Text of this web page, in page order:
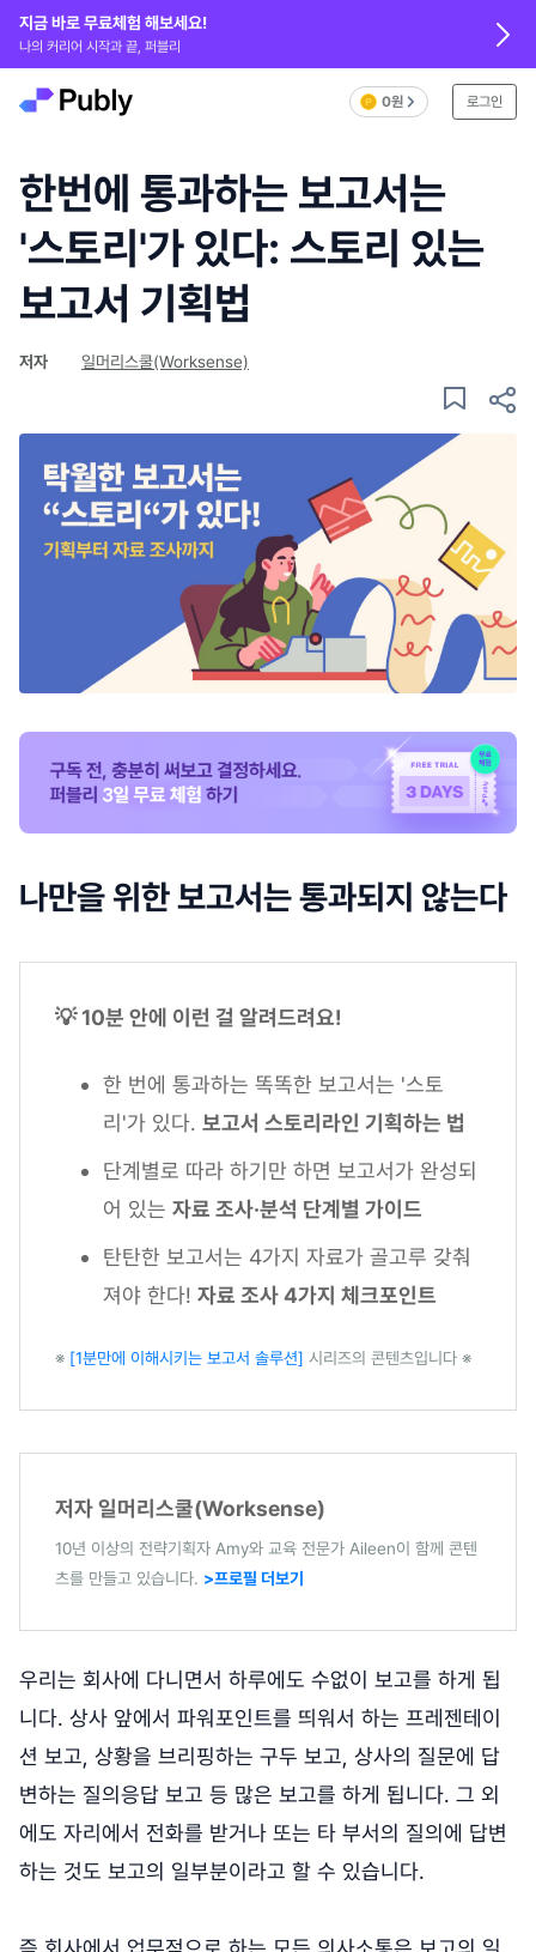
지금 바로 무료체험 해보세요!
나의 커리어 시작과 끝, 퍼블리
0원 로그인
한번에 통과하는 보고서는
'스토리'가 있다: 스토리 있는
보고서 기획법
저자 일머리스쿨(Worksense)
나만을 위한 보고서는 통과되지 않는다
💡 10분 안에 이런 걸 알려드려요!
한 번에 통과하는 똑똑한 보고서는 '스토
리'가 있다. 보고서 스토리라인 기획하는 법
단계별로 따라 하기만 하면 보고서가 완성되
어 있는 자료 조사·분석 단계별 가이드
탄탄한 보고서는 4가지 자료가 골고루 갖춰
져야 한다! 자료 조사 4가지 체크포인트
※ [1분만에 이해시키는 보고서 솔루션] 시리즈의 콘텐츠입니다 ※
저자 일머리스쿨(Worksense)
10년 이상의 전략기획자 Amy와 교육 전문가 Aileen이 함께 콘텐
츠를 만들고 있습니다. >프로필 더보기
우리는 회사에 다니면서 하루에도 수없이 보고를 하게 됩
니다. 상사 앞에서 파워포인트를 띄워서 하는 프레젠테이
션 보고, 상황을 브리핑하는 구두 보고, 상사의 질문에 답
변하는 질의응답 보고 등 많은 보고를 하게 됩니다. 그 외
에도 자리에서 전화를 받거나 또는 타 부서의 질의에 답변
하는 것도 보고의 일부분이라고 할 수 있습니다.